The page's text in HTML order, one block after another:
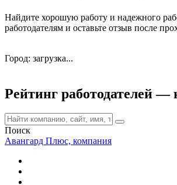
Найдите хорошую работу и надежного
работодателям и оставьте отзыв после
Город: загрузка...
Рейтинг работодателей —
Поиск
Авангард Плюс, компания